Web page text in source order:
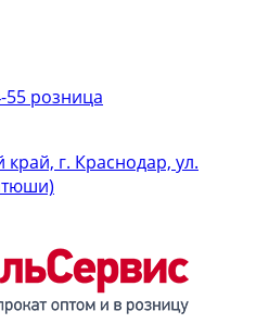
55 розница
г. Краснодар, ул.